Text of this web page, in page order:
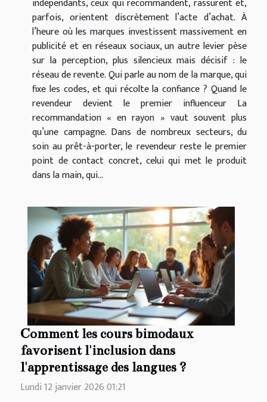
parfois, orientent discrètement l’acte d’achat. À
l’heure où les marques investissent massivement en
publicité et en réseaux sociaux, un autre levier pèse
sur la perception, plus silencieux mais décisif : le
réseau de revente. Qui parle au nom de la marque, qui
fixe les codes, et qui récolte la confiance ? Quand le
revendeur devient le premier influenceur La
recommandation « en rayon » vaut souvent plus
qu’une campagne. Dans de nombreux secteurs, du
soin au prêt-à-porter, le revendeur reste le premier
point de contact concret, celui qui met le produit
dans la main, qui...
Comment les cours bimodaux
favorisent l'inclusion dans
l'apprentissage des langues ?
Lundi 12 janvier 2026 01:21